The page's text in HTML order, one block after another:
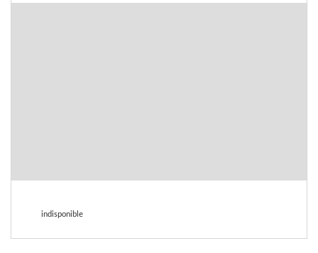
indisponible